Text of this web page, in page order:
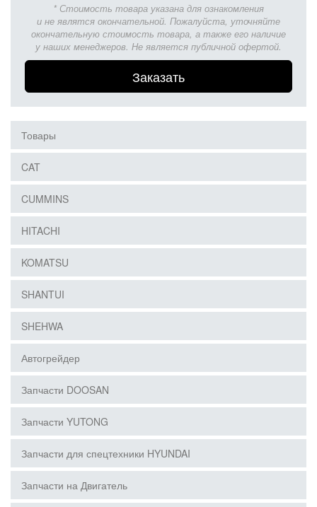
* Стоимость товара указана для ознакомления
и не являтся окончательной. Пожалуйста, уточняйте
окончательную стоимость товара, а также его наличие
у наших менеджеров. Не является публичной офертой.
Заказать
Товары
CAT
CUMMINS
HITACHI
KOMATSU
SHANTUI
SHEHWA
Автогрейдер
Запчасти DOOSAN
Запчасти YUTONG
Запчасти для спецтехники HYUNDAI
Запчасти на Двигатель